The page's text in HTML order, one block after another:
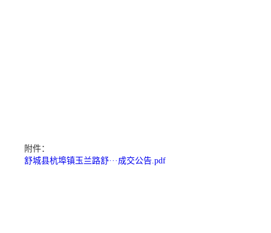
附件：
舒城县杭埠镇玉兰路舒···成交公告.pdf